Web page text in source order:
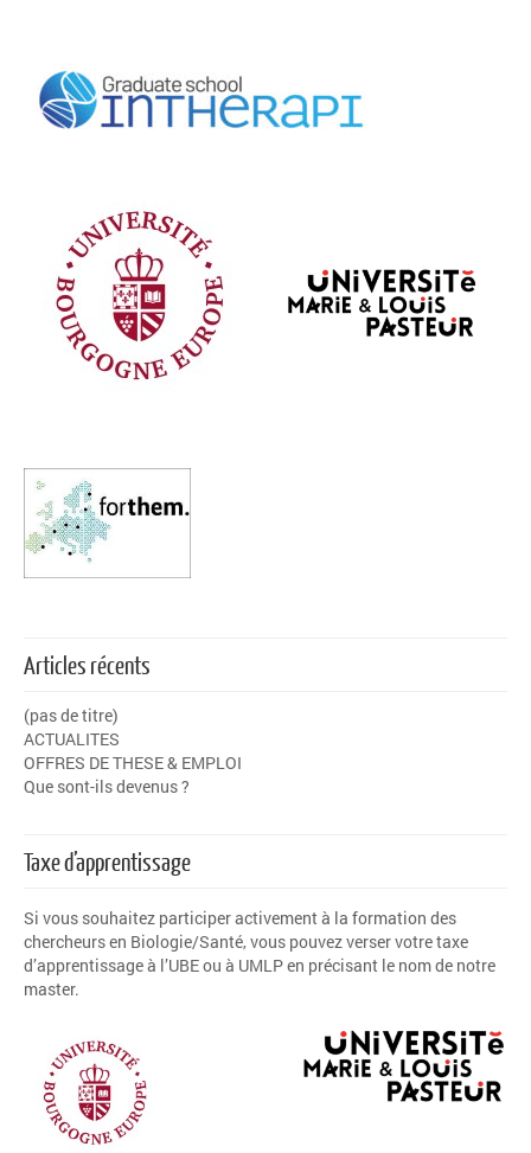
Articles récents
(pas de titre)
ACTUALITES
OFFRES DE THESE & EMPLOI
Que sont-ils devenus ?
Taxe d’apprentissage
Si vous souhaitez participer activement à la formation des
chercheurs en Biologie/Santé, vous pouvez verser votretaxe
d’apprentissageà l’UBEou à UMLPen précisant le nom de notre
master.